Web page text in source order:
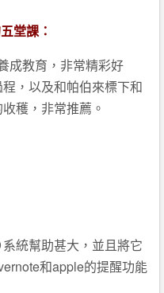
堂課：
成教育，非常精彩好
，以及和帕伯來標下和
穫，非常推薦。
統幫助甚大，並且將它
和apple的提醒功能